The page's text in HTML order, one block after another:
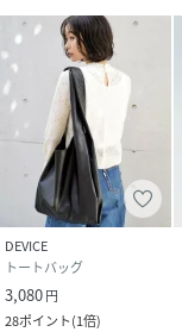
お楽しみ頂くため
録
していただくと、値
知致します！
ちらの機能をお使い
録いただくことで、
らせいたします！
DEVICE
トートバッグ
3,080円
28ポイント(1倍)